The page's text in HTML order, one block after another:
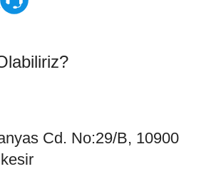
Cd. No:29/B, 10900